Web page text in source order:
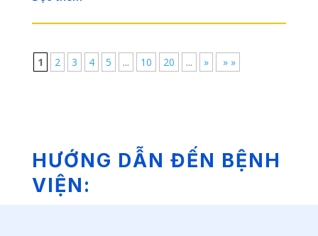
1 2 3 4 5 ... 10 20 ... » » »
HƯỚNG DẪN ĐẾN BỆNH
VIỆN: